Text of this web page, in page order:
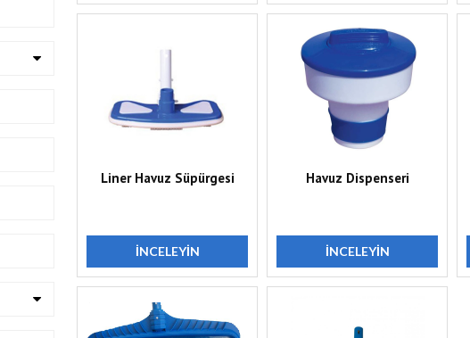
Liner Havuz Süpürgesi
İNCELEYIN
Havuz Dispenseri
İNCELEYIN